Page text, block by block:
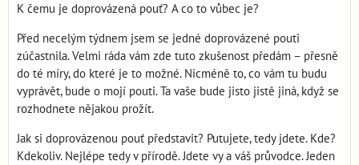
K čemu je doprovázená pouť? A co to vůbec je?
Před necelým týdnem jsem se jedné doprovázené pouti
zúčastnila. Velmi ráda vám zde tuto zkušenost předám – přesně
do té míry, do které je to možné. Nicméně to, co vám tu budu
vyprávět, bude o mojí pouti. Ta vaše bude jisto jistě jiná, když se
rozhodnete nějakou prožít.
Jak si doprovázenou pouť představit? Putujete, tedy jdete. Kde?
Kdekoliv. Nejlépe tedy v přírodě. Jdete vy a váš průvodce. Jeden